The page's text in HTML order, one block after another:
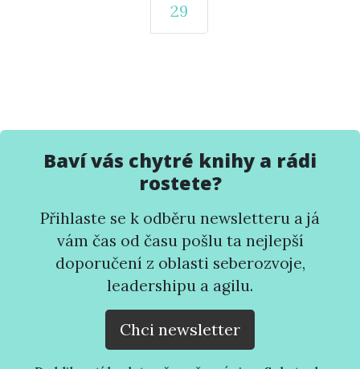
29
Baví vás chytré knihy a rádi
rostete?
Přihlaste se k odběru newsletteru a já
vám čas od času pošlu ta nejlepší
doporučení z oblasti seberozvoje,
leadershipu a agilu.
Chci newsletter